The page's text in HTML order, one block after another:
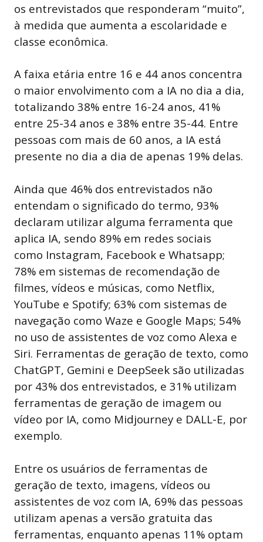
os entrevistados que responderam “muito”,
à medida que aumenta a escolaridade e
classe econômica.
A faixa etária entre 16 e 44 anos concentra
o maior envolvimento com a IA no dia a dia,
totalizando 38% entre 16-24 anos, 41%
entre 25-34 anos e 38% entre 35-44. Entre
pessoas com mais de 60 anos, a IA está
presente no dia a dia de apenas 19% delas.
Ainda que 46% dos entrevistados não
entendam o significado do termo, 93%
declaram utilizar alguma ferramenta que
aplica IA, sendo 89% em redes sociais
como Instagram, Facebook e Whatsapp;
78% em sistemas de recomendação de
filmes, vídeos e músicas, como Netflix,
YouTube e Spotify; 63% com sistemas de
navegação como Waze e Google Maps; 54%
no uso de assistentes de voz como Alexa e
Siri. Ferramentas de geração de texto, como
ChatGPT, Gemini e DeepSeek são utilizadas
por 43% dos entrevistados, e 31% utilizam
ferramentas de geração de imagem ou
vídeo por IA, como Midjourney e DALL-E, por
exemplo.
Entre os usuários de ferramentas de
geração de texto, imagens, vídeos ou
assistentes de voz com IA, 69% das pessoas
utilizam apenas a versão gratuita das
ferramentas, enquanto apenas 11% optam